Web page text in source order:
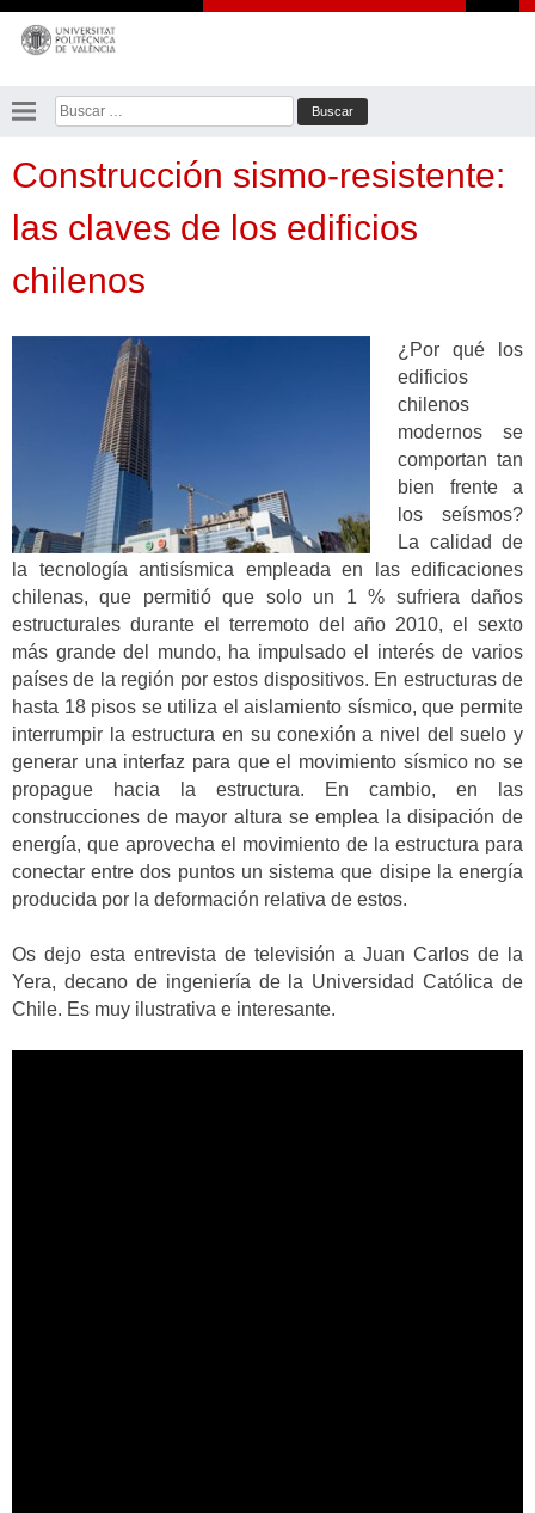
Saltar
contenido
Buscar:
Construcción sismo-resistente:
las claves de los edificios
chilenos
¿Por qué los
edificios
chilenos
modernos se
comportan tan
bien frente a
los seísmos?
La calidad de
la tecnología antisísmica empleada en las edificaciones
chilenas, que permitió que solo un 1 % sufriera daños
estructurales durante el terremoto del año 2010, el sexto
más grande del mundo, ha impulsado el interés de varios
países de la región por estos dispositivos. En estructuras de
hasta 18 pisos se utiliza el aislamiento sísmico, que permite
interrumpir la estructura en su conexión a nivel del suelo y
generar una interfaz para que el movimiento sísmico no se
propague hacia la estructura. En cambio, en las
construcciones de mayor altura se emplea la disipación de
energía, que aprovecha el movimiento de la estructura para
conectar entre dos puntos un sistema que disipe la energía
producida por la deformación relativa de estos.
Os dejo esta entrevista de televisión a Juan Carlos de la
Yera, decano de ingeniería de la Universidad Católica de
Chile. Es muy ilustrativa e interesante.